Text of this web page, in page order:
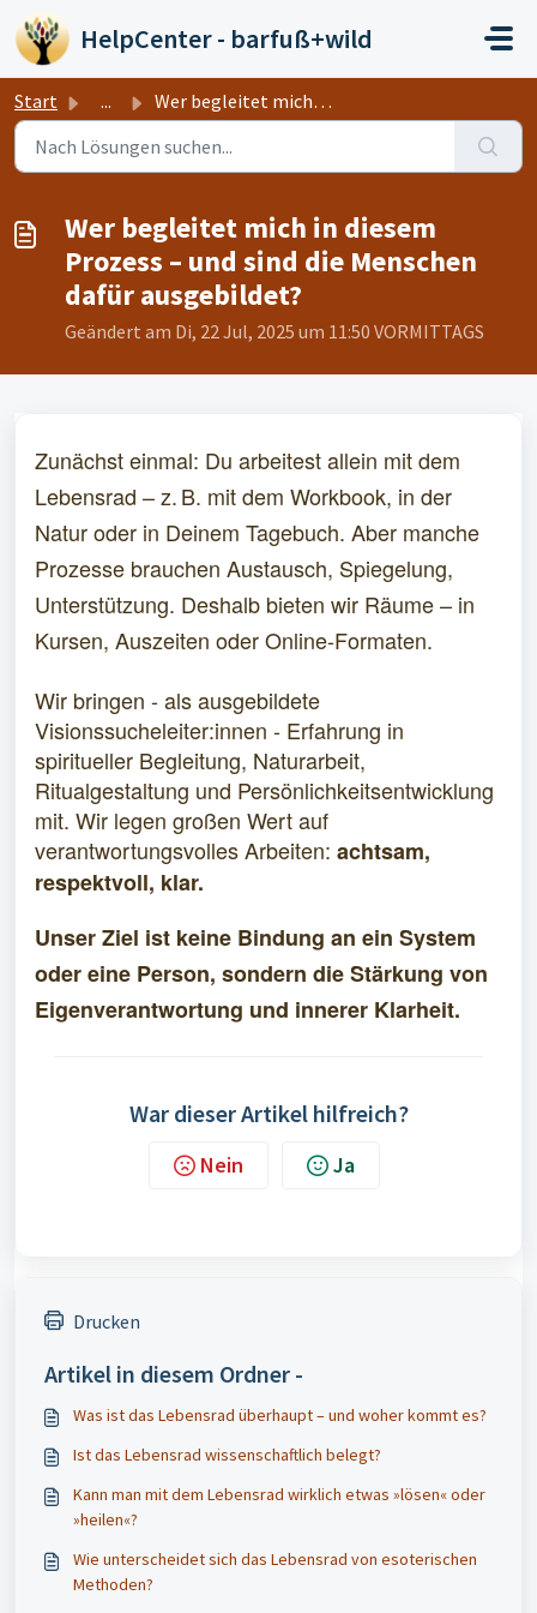
Zum hauptsächlichen Inhalt gehen
HelpCenter - barfuß+wild
Start ... Wer begleitet mich in diesem Prozess – und sind die Mensc...
Wer begleitet mich in diesem
Prozess – und sind die Menschen
dafür ausgebildet?
Geändert am Di, 22 Jul, 2025 um 11:50 VORMITTAGS
Zunächst einmal: Du arbeitest allein mit dem
Lebensrad – z. B. mit dem Workbook, in der
Natur oder in Deinem Tagebuch. Aber manche
Prozesse brauchen Austausch, Spiegelung,
Unterstützung. Deshalb bieten wir Räume – in
Kursen, Auszeiten oder Online-Formaten.
Wir bringen - als ausgebildete
Visionssucheleiter:innen - Erfahrung in
spiritueller Begleitung, Naturarbeit,
Ritualgestaltung und Persönlichkeitsentwicklung
mit. Wir legen großen Wert auf
verantwortungsvolles Arbeiten: achtsam,
respektvoll, klar.
Unser Ziel ist keine Bindung an ein System
oder eine Person, sondern die Stärkung von
Eigenverantwortung und innerer Klarheit.
War dieser Artikel hilfreich?
Nein Ja
Drucken
Artikel in diesem Ordner -
Was ist das Lebensrad überhaupt – und woher kommt es?
Ist das Lebensrad wissenschaftlich belegt?
Kann man mit dem Lebensrad wirklich etwas »lösen« oder
»heilen«?
Wie unterscheidet sich das Lebensrad von esoterischen
Methoden?